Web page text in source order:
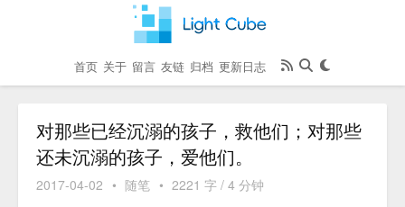
首页 关于 留言 友链 归档 更新日志
对那些已经沉溺的孩子，救他们；对那些
还未沉溺的孩子，爱他们。
2017-04-02 • 随笔 • 2221 字 / 4 分钟